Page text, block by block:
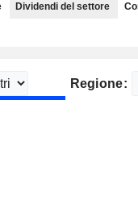
Dividendi del settore
Regione: